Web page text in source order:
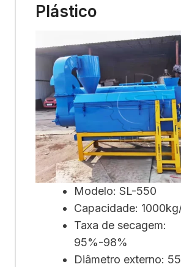
Plástico
Modelo: SL-550
Capacidade:
Taxa de secagem:
95%-98%
Diâmetro externo: